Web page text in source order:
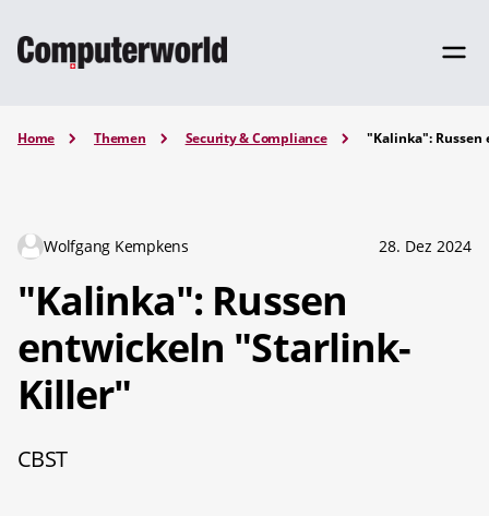
Home Themen Security & Compliance "Kalinka":
Wolfgang Kempkens 28. Dez 2024
"Kalinka": Russen
entwickeln "Starlink-
Killer"
CBST